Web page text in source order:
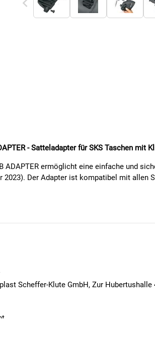
- Satteladapter für SKS Taschen mit
ADAPTER ermöglicht eine einfache und
2023). Der Adapter ist kompatibel mit allen
des Adapters erfolgt unkompliziert mit
Hebeldruck wieder entfernen. Der
mit SKS Click Satteltaschen
und unauffälliges Design
in Germany
Daten:
Scheffer-Klute GmbH, Zur